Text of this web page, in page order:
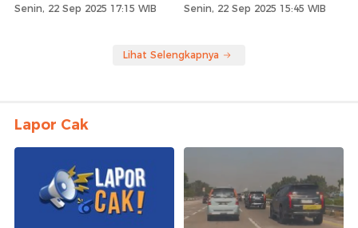
Senin, 22 Sep 2025 17:15 WIB Senin, 22 Sep 2025 15:45 WIB
Lihat Selengkapnya
Lapor Cak